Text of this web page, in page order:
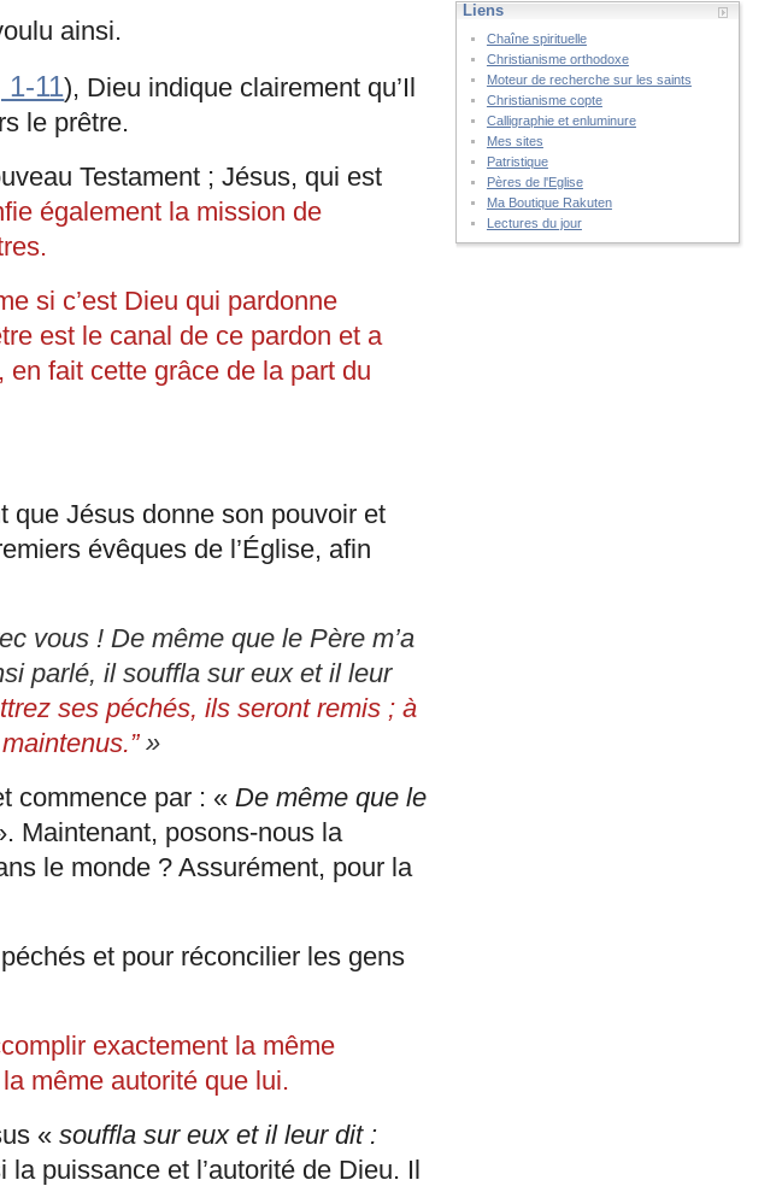
ainsi.
1-11), Dieu indique clairement qu’Il
le prêtre.
Testament ; Jésus, qui est
également la mission de
si c’est Dieu qui pardonne
est le canal de ce pardon et a
fait cette grâce de la part du
que Jésus donne son pouvoir et
évêques de l’Église, afin
vous ! De même que le Père m’a
parlé, il souffla sur eux et il leur
ses péchés, ils seront remis ; à
»
commence par : « De même que le
Maintenant, posons-nous la
le monde ? Assurément, pour la
et pour réconcilier les gens
exactement la même
même autorité que lui.
«souffla sur eux et il leur dit :
puissance et l’autorité de Dieu. Il
Liens
Chaîne spirituelle
Christianisme orthodoxe
Moteur de recherche sur les saints
Christianisme copte
Calligraphie et enluminure
Mes sites
Patristique
Pères de l'Eglise
Ma Boutique Rakuten
Lectures du jour